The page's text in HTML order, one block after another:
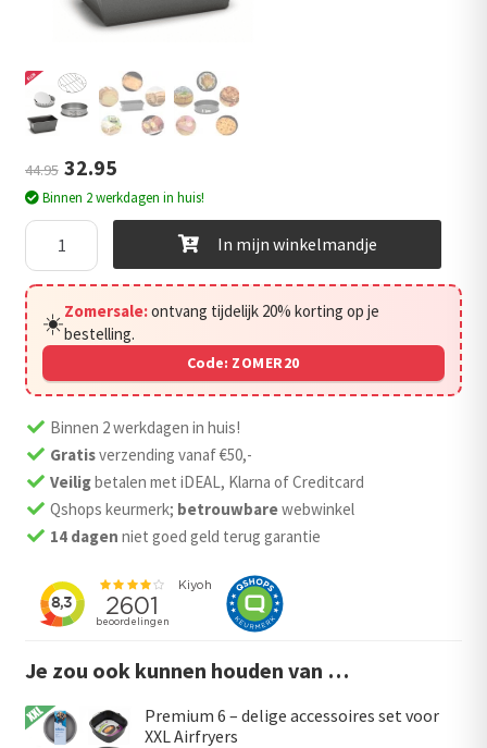
uitvouwen
44.95 Oorspronkelijke
prijs
was:
€44.95.
32.95Huidige
prijs
€32.95.
Binnen 2 werkdagen in huis!
4
-
delige
accessoires
set
voor
kleine
Airfryers
aantal
In mijn winkelmandje
☀️Zomersale:ontvang tijdelijk 20% korting op je
bestelling.
Code: ZOMER20
Binnen 2 werkdagen in huis!
Gratisverzending vanaf €50,-
Veiligbetalen met iDEAL, Klarna of Creditcard
Qshops keurmerk; betrouwbarewebwinkel
14 dagen niet goed geld terug garantie
Je zou ook kunnen houden van …
Premium 6 – delige accessoires set voor
XXL Airfryers